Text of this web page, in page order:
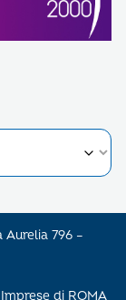
Aurelia 796 –
di ROMA